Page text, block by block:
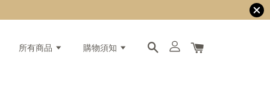
所有商品 購物須知